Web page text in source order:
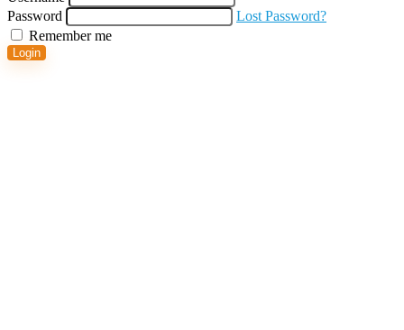
Password
Lost Password?
Remember me
Login